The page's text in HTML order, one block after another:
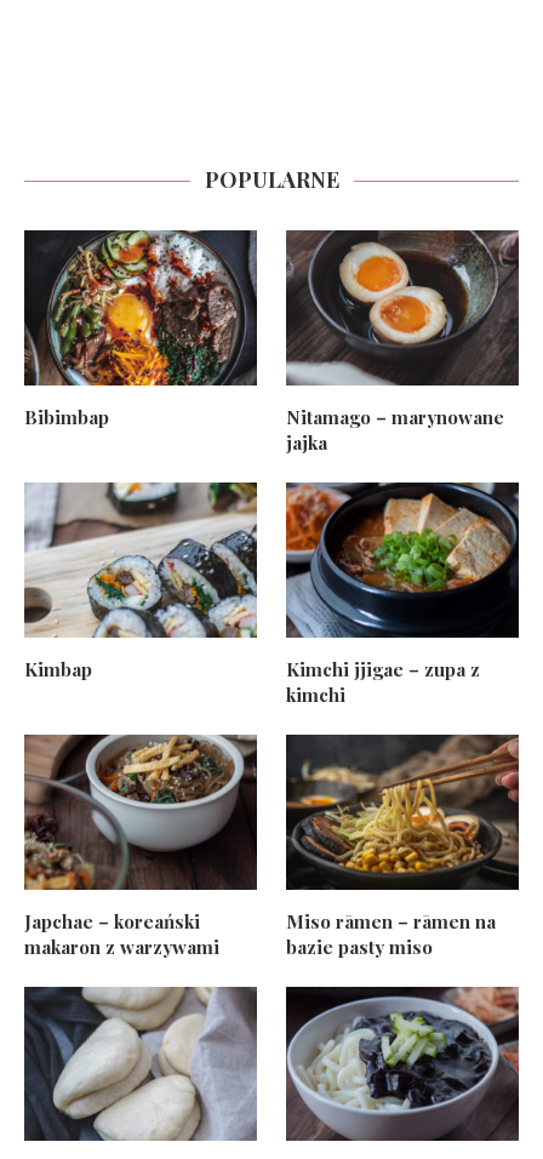
POPULARNE
Bibimbap
Nitamago – marynowane
jajka
Kimbap
Kimchi jjigae – zupa z
kimchi
Japchae – koreański
makaron z warzywami
Miso rāmen – rāmen na
bazie pasty miso